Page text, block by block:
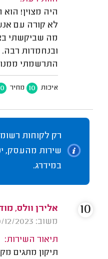
היה מצוין!
לא קורה עם
מה שביקשתי
ובנחמדות
התרשמתי
איכות 10 מחיר
רק לקוחות
שירות מהעסק,
במידרג.
אלירן וולס,
משוב: 10/12/2023
תיאור השירות:
תיקון מתגים
10